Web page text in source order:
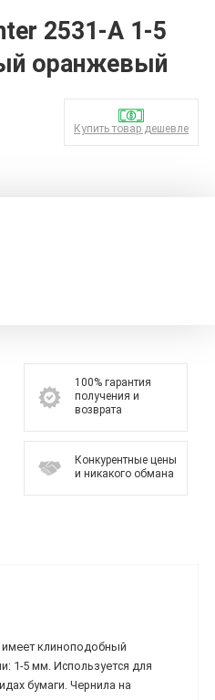
2531-A 1-5
оранжевый
Купить товар дешевле
100% гарантия
получения и
возврата
Конкурентные цены
и никакого обмана
имеет клиноподобный
1-5 мм. Используется для
бумаги. Чернила на